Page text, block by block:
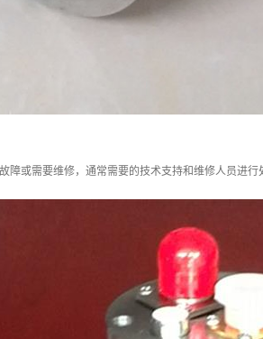
障或需要维修，通常需要的技术支持和维修人员进